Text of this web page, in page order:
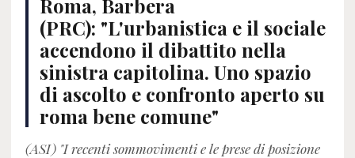
Roma, Barbera
(PRC): "L'urbanistica e il sociale
accendono il dibattito nella
sinistra capitolina. Uno spazio
di ascolto e confronto aperto su
roma bene comune"
(ASI) "I recenti sommovimenti e le prese di posizione